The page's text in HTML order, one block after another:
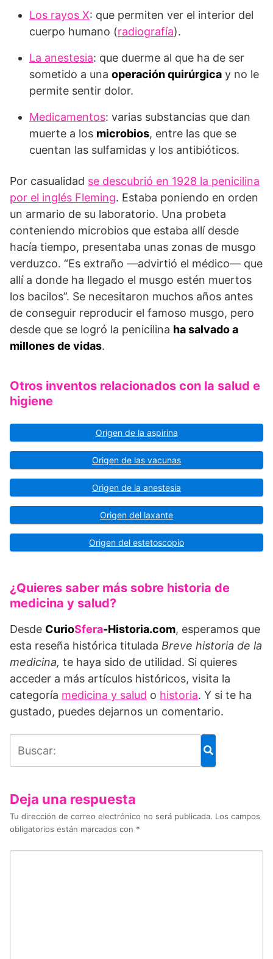
Los rayos X: que permiten ver el interior del
cuerpo humano (radiografía).
La anestesia: que duerme al que ha de ser
sometido a una operación quirúrgica y no le
permite sentir dolor.
Medicamentos: varias substancias que dan
muerte a los microbios, entre las que se
cuentan las sulfamidas y los antibióticos.
Por casualidad se descubrió en 1928 la penicilina
por el inglés Fleming. Estaba poniendo en orden
un armario de su laboratorio. Una probeta
conteniendo microbios que estaba allí desde
hacía tiempo, presentaba unas zonas de musgo
verduzco. “Es extraño —advirtió el médico— que
allí a donde ha llegado el musgo estén muertos
los bacilos”. Se necesitaron muchos años antes
de conseguir reproducir el famoso musgo, pero
desde que se logró la penicilina ha salvado a
millones de vidas.
Otros inventos relacionados con la salud e
higiene
Origen de la aspirina
Origen de las vacunas
Origen de la anestesia
Origen del laxante
Origen del estetoscopio
¿Quieres saber más sobre historia de
medicina y salud?
Desde CurioSfera-Historia.com, esperamos que
esta reseña histórica titulada Breve historia de la
medicina, te haya sido de utilidad. Si quieres
acceder a más artículos históricos, visita la
categoría medicina y salud o historia. Y si te ha
gustado, puedes dejarnos un comentario.
Deja una respuesta
Tu dirección de correo electrónico no será publicada. Los campos
obligatorios están marcados con *